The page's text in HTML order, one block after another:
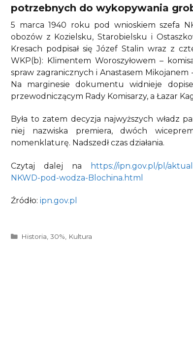
potrzebnych do wykopywania
5 marca 1940 roku pod wnioskiem szefa
obozów z Kozielsku, Starobielsku i
Kresach podpisał się Józef Stalin wraz z
WKP(b): Klimentem Woroszyłowem –
spraw zagranicznych i Anastasem
Na marginesie dokumentu widnieje
przewodniczącym Rady Komisarzy, a Łazar
Była to zatem decyzja najwyższych władz
niej nazwiska premiera, dwóch
nomenklaturę. Nadszedł czas działania.
Czytaj dalej na
https://ipn.gov.pl/pl/
NKWD-pod-wodza-Blochina.html
Źródło: ipn.gov.pl
Kategorie
Historia ,30% Kultura